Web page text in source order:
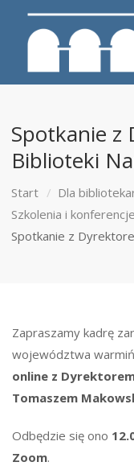
Spotkanie z
Biblioteki
Start
Dla
Szkolenia i
Spotkanie z
Zapraszamy kadrę
województwa
online z
Tomaszem
Odbędzie się ono
Zoom.